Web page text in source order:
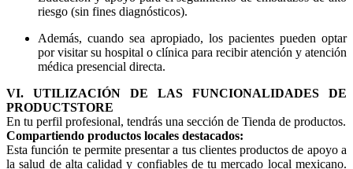
riesgo (sin fines diagnósticos).
Además, cuando sea apropiado, los pacientes pueden optar
por visitar su hospital o clínica para recibir atención y atención
médica presencial directa.
VI. UTILIZACIÓN DE LAS FUNCIONALIDADES DE
PRODUCTSTORE
En tu perfil profesional, tendrás una sección de Tienda de productos.
Compartiendo productos locales destacados:
Esta función te permite presentar a tus clientes productos de apoyo a
la salud de alta calidad y confiables de tu mercado local mexicano.